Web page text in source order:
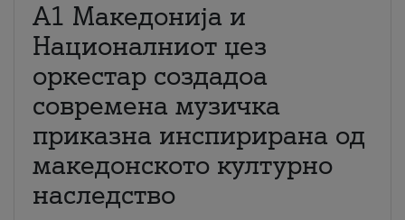
А1 Македонија и
Националниот џез
оркестар создадоа
современа музичка
приказна инспирирана од
македонското културно
наследство